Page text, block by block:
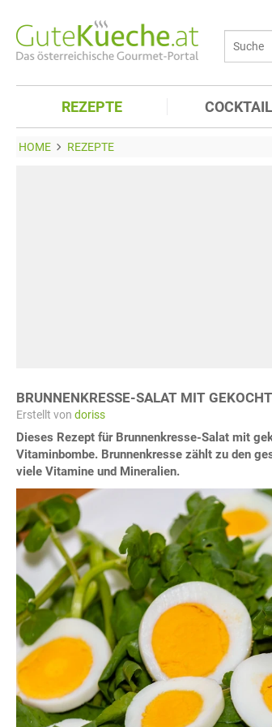
REZEPTE
HOME REZEPTE
BRUNNENKRESSE-SALAT MIT
Erstellt von doriss
Dieses Rezept für Brunnenkresse-Salat mit
Vitaminbombe. Brunnenkresse zählt zu den
viele Vitamine und Mineralien.